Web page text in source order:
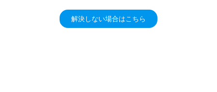
解決しない場合はこちら